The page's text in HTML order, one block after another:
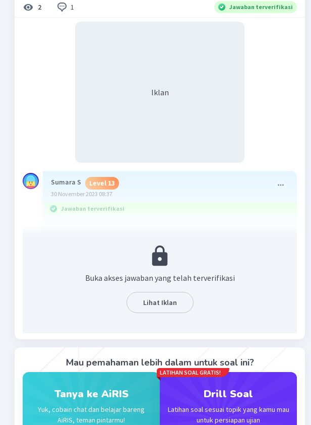
2 1 Jawaban terverifikasi
Iklan
Sumara S Level 13
30 November 2023 08:37
Jawaban terverifikasi
(0,6) => f(0,6) = 5(0) + 2(6) = 12
(2,0) => f(2,0) = 5(2) + 2(0) = 10
(9,0) => f(9,0) = 5(9) + 2(0) = 45
Beri Rating·5.0(1) Balas
Buka akses jawaban yang telah terverifikasi
Lihat Iklan
Mau pemahaman lebih dalam untuk soal ini?
Tanya ke AiRIS
Yuk, cobain chat dan belajar bareng
AiRIS, teman pintarmu!
LATIHAN SOAL GRATIS!
Drill Soal
Latihan soal sesuai topik yang kamu mau
untuk persiapan ujian